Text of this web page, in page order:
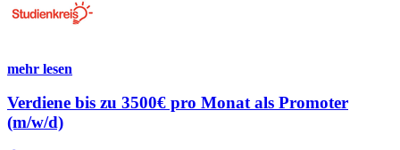
mehr lesen
Verdiene bis zu 3500€ pro Monat als Promoter
(m/w/d)